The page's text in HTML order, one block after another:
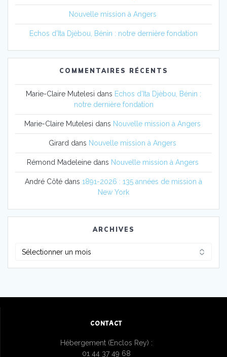
Nouvelle mission à Angers
Echos d’Ita Djèbou, Bénin : notre dernière fondation
COMMENTAIRES RÉCENTS
Marie-Claire Mutelesi dans Echos d’Ita Djèbou, Bénin :
notre dernière fondation
Marie-Claire Mutelesi dans Nouvelle mission à Angers
Girard dans Nouvelle mission à Angers
Rémond Madeleinedans Nouvelle mission à Angers
André Côté dans 1891-2026 : 135 années de mission à
New York
ARCHIVES
CONTACT
Hébergement (Enclos Rey) :
01 44 37 49 68